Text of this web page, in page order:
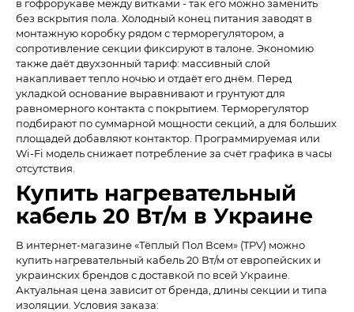
в гофрорукаве между витками - так его можно заменить
без вскрытия пола. Холодный конец питания заводят в
монтажную коробку рядом с терморегулятором, а
сопротивление секции фиксируют в талоне. Экономию
также даёт двухзонный тариф: массивный слой
накапливает тепло ночью и отдаёт его днём. Перед
укладкой основание выравнивают и грунтуют для
равномерного контакта с покрытием. Терморегулятор
подбирают по суммарной мощности секций, а для больших
площадей добавляют контактор. Программируемая или
Wi-Fi модель снижает потребление за счёт графика в часы
отсутствия.
Купить нагревательный
кабель 20 Вт/м в Украине
В интернет-магазине «Тёплый Пол Всем» (TPV) можно
купить нагревательный кабель 20 Вт/м от европейских и
украинских брендов с доставкой по всей Украине.
Актуальная цена зависит от бренда, длины секции и типа
изоляции. Условия заказа: